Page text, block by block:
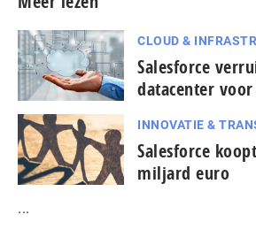
CLOUD &
Salesforce
datacenter
INNOVATIE &
Salesforce
miljard euro
...